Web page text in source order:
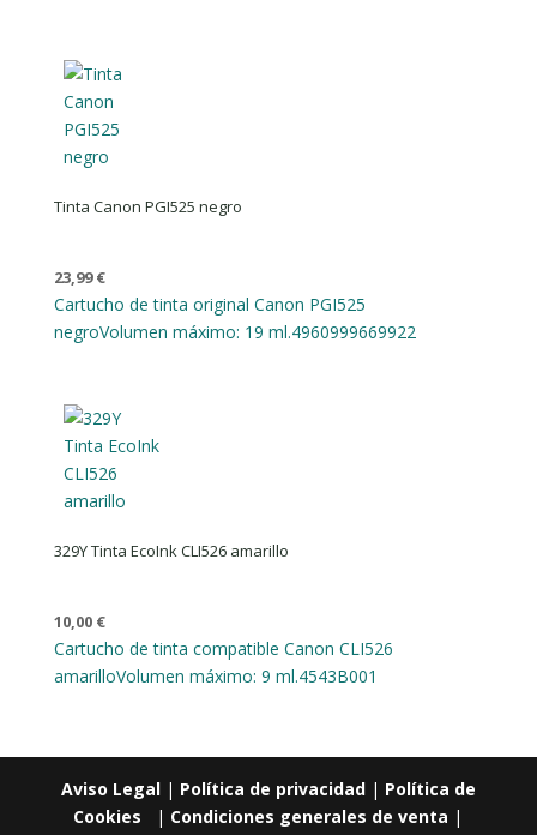
Tinta Canon PGI525 negro
23,99€
Cartucho de tinta original Canon PGI525
negroVolumen máximo: 19 ml.4960999669922
329Y Tinta EcoInk CLI526 amarillo
10,00 €
Cartucho de tinta compatible Canon CLI526
amarilloVolumen máximo: 9 ml.4543B001
Aviso Legal| Política de privacidad| Política de
Cookies | Condiciones generales de venta |